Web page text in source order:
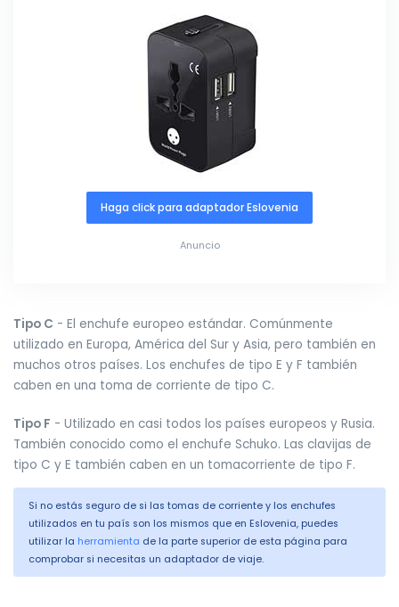
Haga click para adaptador Eslovenia
Anuncio
Tipo C - El enchufe europeo estándar. Comúnmente
utilizado en Europa, América del Sur y Asia, pero también en
muchos otros países. Los enchufes de tipo E y F también
caben en una toma de corriente de tipo C.
Tipo F - Utilizado en casi todos los países europeos y Rusia.
También conocido como el enchufe Schuko. Las clavijas de
tipo C y E también caben en un tomacorriente de tipo F.
Si no estás seguro de si las tomas de corriente y los enchufes
utilizados en tu país son los mismos que en Eslovenia, puedes
utilizar la herramienta de la parte superior de esta página para
comprobar si necesitas un adaptador de viaje.